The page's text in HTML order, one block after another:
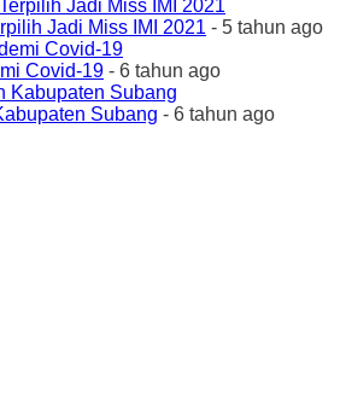
Jadi Miss IMI 2021 - 5 tahun ago
Covid-19 - 6 tahun ago
Subang - 6 tahun ago